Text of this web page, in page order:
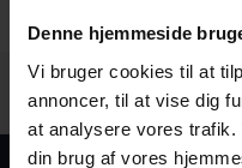
Denne hjemmeside
Vi bruger cookies til at
annoncer, til at vise dig
at analysere vores trafik.
din brug af vores